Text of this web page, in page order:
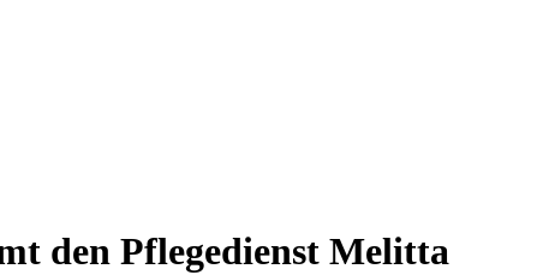
den Pflegedienst Melitta